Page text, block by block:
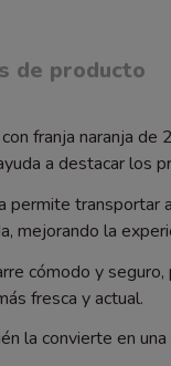
de producto
franja naranja
a destacar los
permite
mejorando la
cómodo y
fresca y actual.
la convierte en